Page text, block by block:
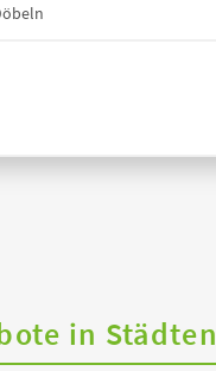
in Städten